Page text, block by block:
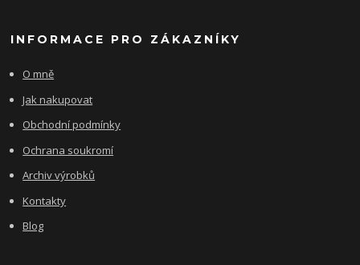
INFORMACE PRO ZÁKAZNÍKY
O mně
Jak nakupovat
Obchodní podmínky
Ochrana soukromí
Archiv výrobků
Kontakty
Blog